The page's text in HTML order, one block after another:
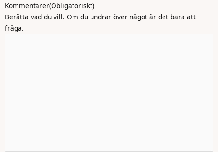
Kommentarer(Obligatoriskt)
Berätta vad du vill. Om du undrar över något är det bara att
fråga.